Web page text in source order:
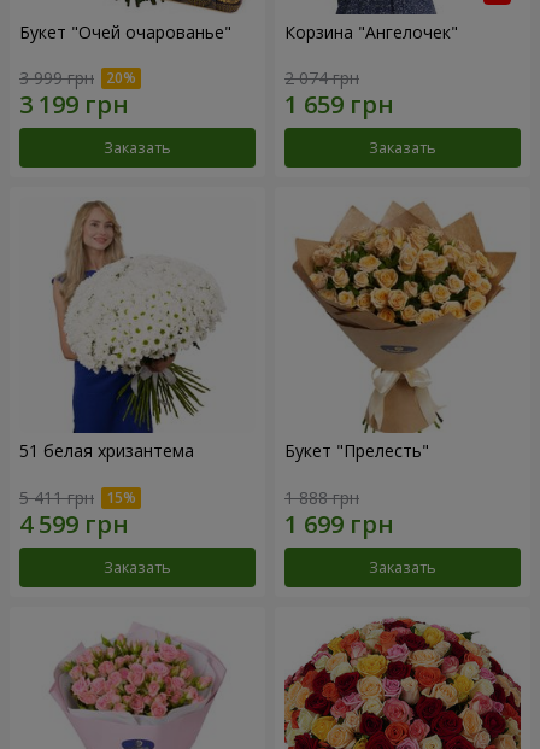
Букет "Очей очарованье"
3 999 грн
Заказать
Корзина "Ангелочек"
2 074 грн
Заказать
51 белая хризантема
5 411 грн
Заказать
Букет "Прелесть"
1 888 грн
Заказать